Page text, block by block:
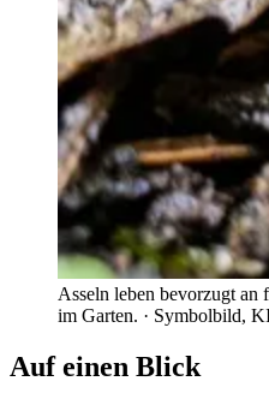
Asseln leben bevorzugt an
im Garten. · Symbolbild,
Auf einen Blick